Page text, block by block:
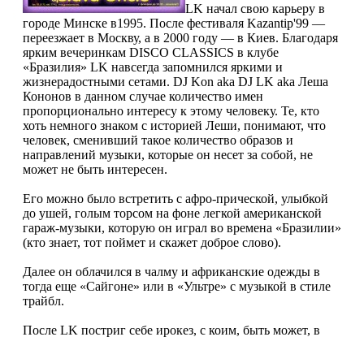
LK начал свою карьеру в
городе Минске в1995. После фестиваля Kazantip'99 —
переезжает в Москву, a в 2000 году — в Киев. Благодаря
ярким вечеринкам DISCO CLASSICS в клубе
«Бразилия» LK навсегда запомнился яркими и
жизнерадостными сетами. DJ Kon aka DJ LK aka Леша
Кононов в данном случае количество имен
пропорционально интересу к этому человеку. Те, кто
хоть немного знаком с историей Леши, понимают, что
человек, сменивший такое количество образов и
направлений музыки, которые он несет за собой, не
может не быть интересен.
Его можно было встретить с афро-прической, улыбкой
до ушей, голым торсом на фоне легкой американской
гараж-музыки, которую он играл во времена «Бразилии»
(кто знает, тот поймет и скажет доброе слово).
Далее он облачился в чалму и африканские одежды в
тогда еще «Сайгоне» или в «Ультре» с музыкой в стиле
трайбл.
После LK постриг себе ирокез, с коим, быть может, в